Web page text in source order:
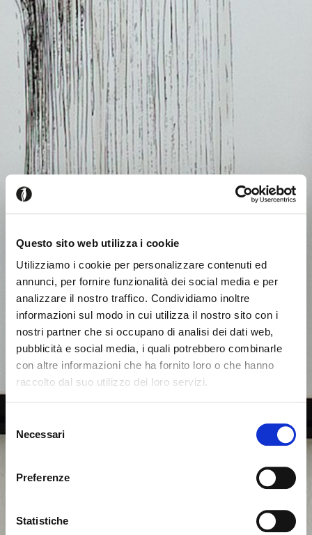
Questo sito web utilizza i cookie
Utilizziamo i cookie per personalizzare contenuti ed
annunci, per fornire funzionalità dei social media e per
analizzare il nostro traffico. Condividiamo inoltre
informazioni sul modo in cui utilizza il nostro sito con i
nostri partner che si occupano di analisi dei dati web,
pubblicità e social media, i quali potrebbero combinarle
con altre informazioni che ha fornito loro o che hanno
raccolto dal suo utilizzo dei loro servizi.
delNecessari
Preferenze
Statistiche
Parece que estás navegando Cerrar
para España. ¿Deseas cambiar al sitio en Estados